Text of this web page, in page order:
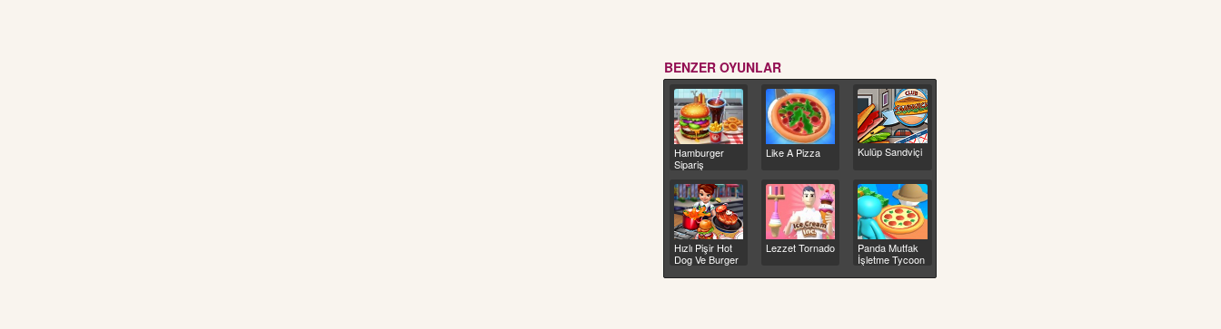
BENZER OYUNLAR
Hamburger
Sipariş
Like A Pizza Kulüp Sandviçi
Hızlı Pişir Hot
Dog Ve Burger
Çılgınlığı
Lezzet Tornado
Panda Mutfak
İşletme Tycoon